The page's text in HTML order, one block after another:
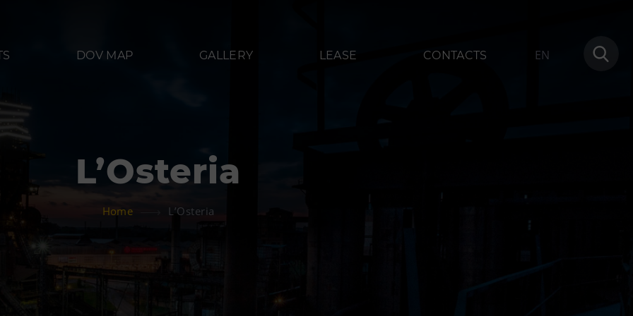
DOV MAP GALLERY LEASE CONTACTS EN
L’Osteria
Home L’Osteria
Refreshments
Science center Café
L’Osteria